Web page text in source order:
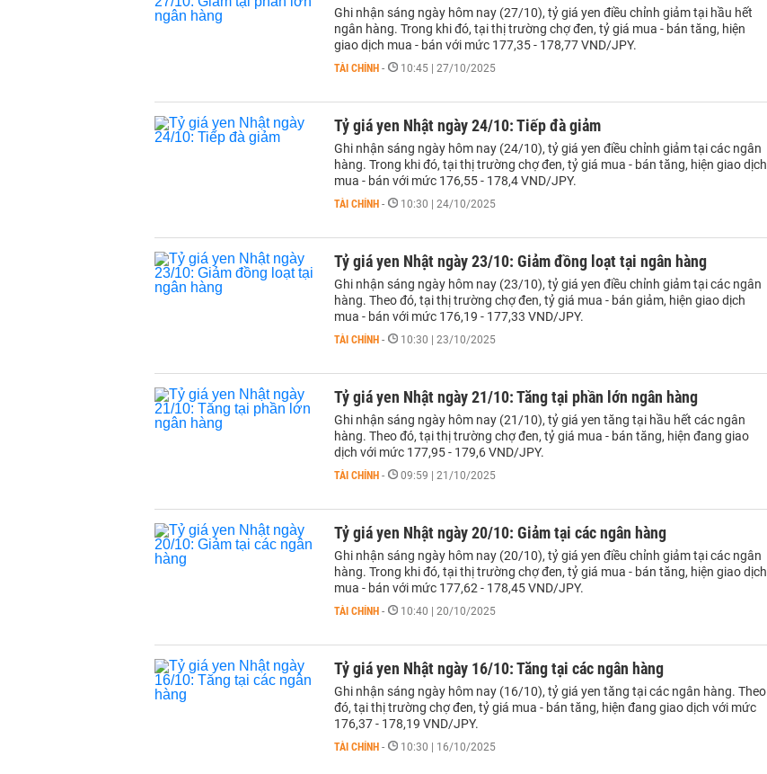
Ghi nhận sáng ngày hôm nay (27/10), tỷ giá yen điều chỉnh giảm tại hầu hết
ngân hàng. Trong khi đó, tại thị trường chợ đen, tỷ giá mua - bán tăng, hiện
giao dịch mua - bán với mức 177,35 - 178,77 VND/JPY.
TÀI CHÍNH - 10:45 | 27/10/2025
Tỷ giá yen Nhật ngày 24/10: Tiếp đà giảm
Ghi nhận sáng ngày hôm nay (24/10), tỷ giá yen điều chỉnh giảm tại các ngân
hàng. Trong khi đó, tại thị trường chợ đen, tỷ giá mua - bán tăng, hiện giao dịch
mua - bán với mức 176,55 - 178,4 VND/JPY.
TÀI CHÍNH - 10:30 | 24/10/2025
Tỷ giá yen Nhật ngày 23/10: Giảm đồng loạt tại ngân hàng
Ghi nhận sáng ngày hôm nay (23/10), tỷ giá yen điều chỉnh giảm tại các ngân
hàng. Theo đó, tại thị trường chợ đen, tỷ giá mua - bán giảm, hiện giao dịch
mua - bán với mức 176,19 - 177,33 VND/JPY.
TÀI CHÍNH - 10:30 | 23/10/2025
Tỷ giá yen Nhật ngày 21/10: Tăng tại phần lớn ngân hàng
Ghi nhận sáng ngày hôm nay (21/10), tỷ giá yen tăng tại hầu hết các ngân
hàng. Theo đó, tại thị trường chợ đen, tỷ giá mua - bán tăng, hiện đang giao
dịch với mức 177,95 - 179,6 VND/JPY.
TÀI CHÍNH - 09:59 | 21/10/2025
Tỷ giá yen Nhật ngày 20/10: Giảm tại các ngân hàng
Ghi nhận sáng ngày hôm nay (20/10), tỷ giá yen điều chỉnh giảm tại các ngân
hàng. Trong khi đó, tại thị trường chợ đen, tỷ giá mua - bán tăng, hiện giao dịch
mua - bán với mức 177,62 - 178,45 VND/JPY.
TÀI CHÍNH - 10:40 | 20/10/2025
Tỷ giá yen Nhật ngày 16/10: Tăng tại các ngân hàng
Ghi nhận sáng ngày hôm nay (16/10), tỷ giá yen tăng tại các ngân hàng. Theo
đó, tại thị trường chợ đen, tỷ giá mua - bán tăng, hiện đang giao dịch với mức
176,37 - 178,19 VND/JPY.
TÀI CHÍNH - 10:30 | 16/10/2025